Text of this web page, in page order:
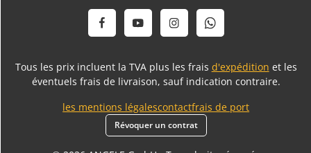
Tous les prix incluent la TVA plus les frais d'expédition et les
éventuels frais de livraison, sauf indication contraire.
les mentions légalescontactfrais de port
Révoquer un contrat